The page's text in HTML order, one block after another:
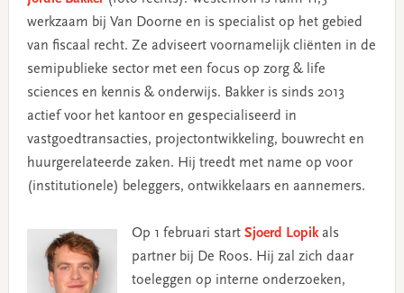
werkzaam bij Van Doorne en is specialist op het gebied
van fiscaal recht. Ze adviseert voornamelijk cliënten in de
semipublieke sector met een focus op zorg & life
sciences en kennis & onderwijs. Bakker is sinds 2013
actief voor het kantoor en gespecialiseerd in
vastgoedtransacties, projectontwikkeling, bouwrecht en
huurgerelateerde zaken. Hij treedt met name op voor
(institutionele) beleggers, ontwikkelaars en aannemers.
Op 1 februari start Sjoerd Lopikals
partner bij De Roos. Hij zal zich daar
toeleggen op interne onderzoeken,